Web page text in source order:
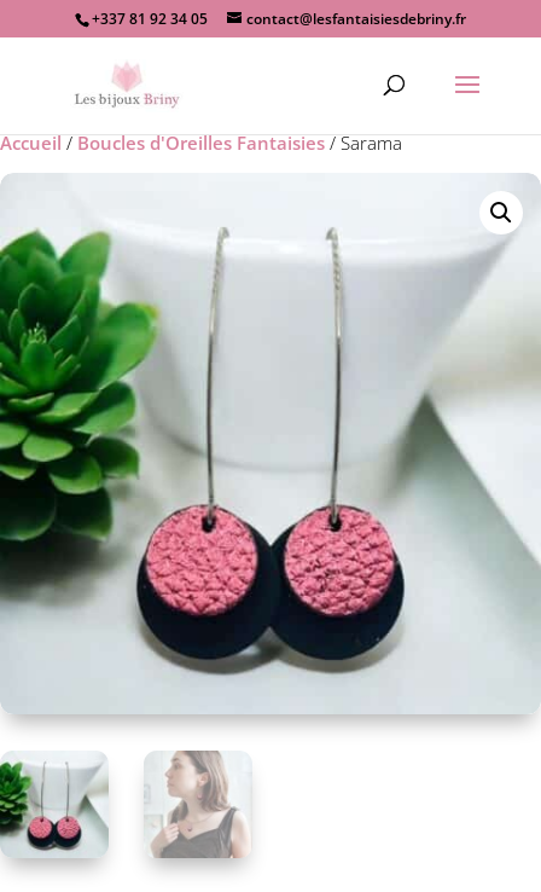
+337 81 92 34 05 contact@lesfantaisiesdebriny.fr
Accueil/Boucles d'Oreilles Fantaisies/ Sarama